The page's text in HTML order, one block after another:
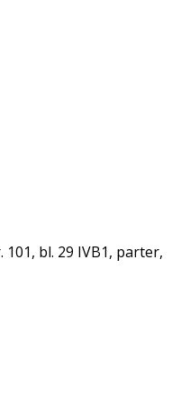
bl. 29 IVB1, parter,